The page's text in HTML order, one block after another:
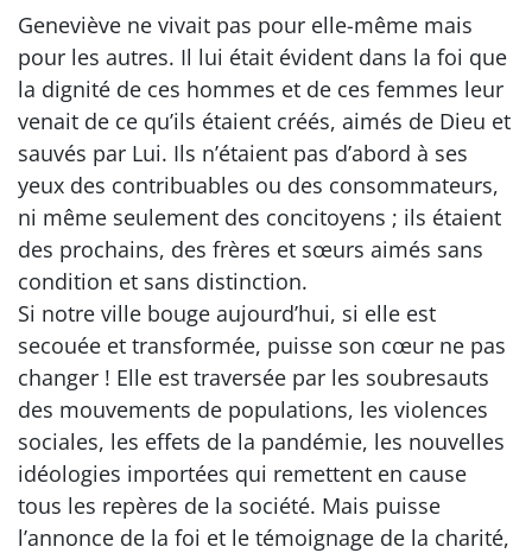
Geneviève ne vivait pas pour elle-même mais
pour les autres. Il lui était évident dans la foi que
la dignité de ces hommes et de ces femmes leur
venait de ce qu’ils étaient créés, aimés de Dieu et
sauvés par Lui. Ils n’étaient pas d’abord à ses
yeux des contribuables ou des consommateurs,
ni même seulement des concitoyens ; ils étaient
des prochains, des frères et sœurs aimés sans
condition et sans distinction.
Si notre ville bouge aujourd’hui, si elle est
secouée et transformée, puisse son cœur ne pas
changer ! Elle est traversée par les soubresauts
des mouvements de populations, les violences
sociales, les effets de la pandémie, les nouvelles
idéologies importées qui remettent en cause
tous les repères de la société. Mais puisse
l’annonce de la foi et le témoignage de la charité,